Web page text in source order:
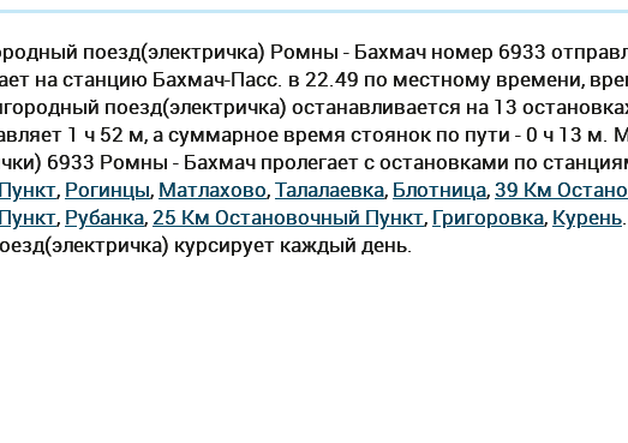
поезд(электричка) Ромны - Бахмач номер 6933
на станцию Бахмач-Пасс. в 22.49 по местному времени,
поезд(электричка) останавливается на 13
1 ч 52 м, а суммарное время стоянок по пути - 0 ч 13 м.
6933 Ромны - Бахмач пролегает c остановками по
, Рогинцы, Матлахово,Талалаевка, Блотница,39 Км
, Рубанка,25 Км Остановочный Пункт, Григоровка, Курень.
курсирует каждый день.